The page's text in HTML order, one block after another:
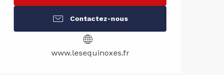
Contactez-nous
www.lesequinoxes.fr